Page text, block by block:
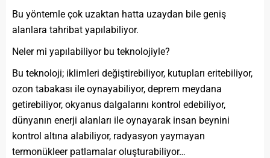
Bu yöntemle çok uzaktan hatta uzaydan bile geniş
alanlara tahribat yapılabiliyor.
Neler mi yapılabiliyor bu teknolojiyle?
Bu teknoloji; iklimleri değiştirebiliyor, kutupları eritebiliyor,
ozon tabakası ile oynayabiliyor, deprem meydana
getirebiliyor, okyanus dalgalarını kontrol edebiliyor,
dünyanın enerji alanları ile oynayarak insan beynini
kontrol altına alabiliyor, radyasyon yaymayan
termonükleer patlamalar oluşturabiliyor…